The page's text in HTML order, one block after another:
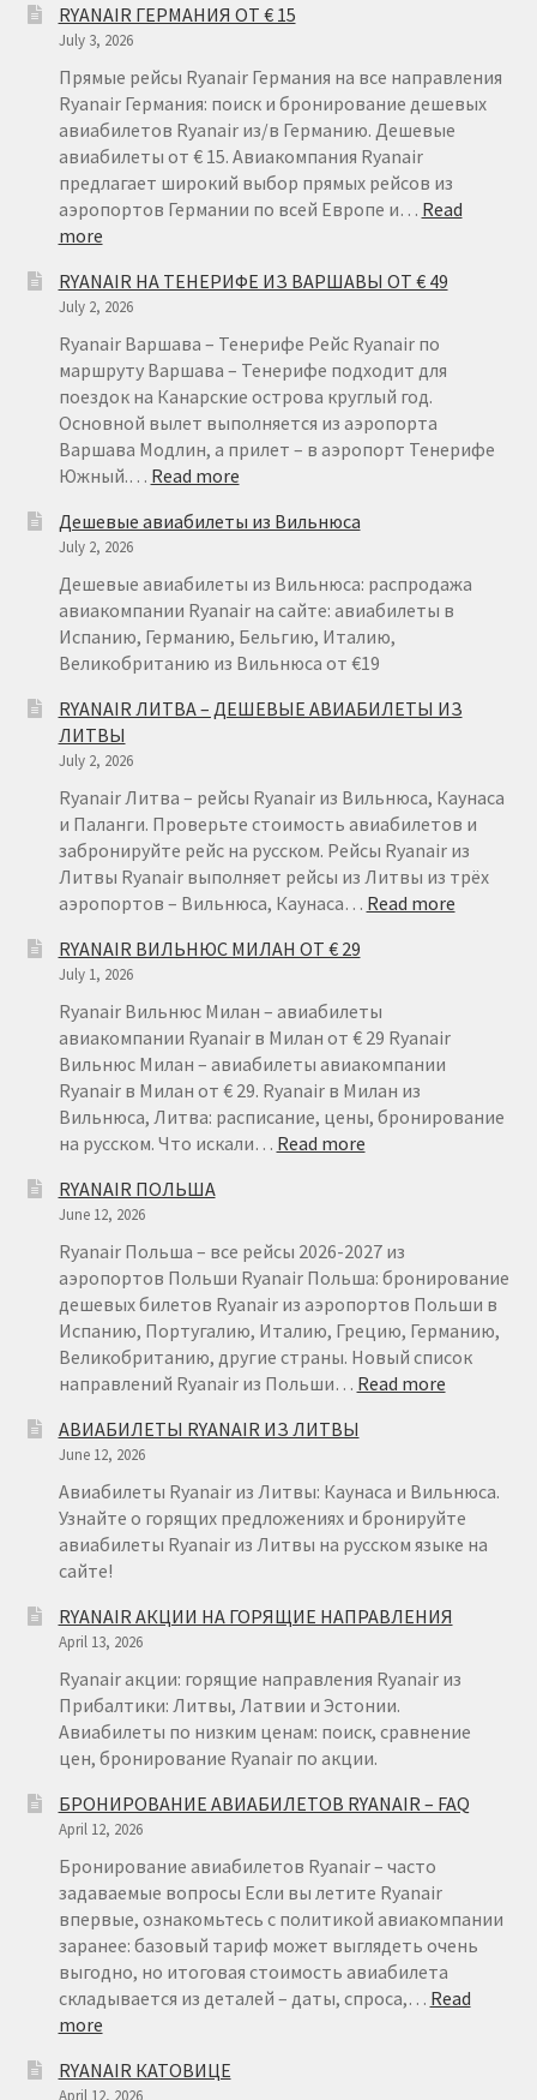
RYANAIR ГЕРМАНИЯ ОТ € 15
July 3, 2026
Прямые рейсы Ryanair Германия на все направления
Ryanair Германия: поиск и бронирование дешевых
авиабилетов Ryanair из/в Германию. Дешевые
авиабилеты от € 15. Авиакомпания Ryanair
предлагает широкий выбор прямых рейсов из
аэропортов Германии по всей Европе и… Read
more:
ГЕРМАНИЯ
ОТ
€
15
RYANAIR НА ТЕНЕРИФЕ ИЗ ВАРШАВЫ ОТ € 49
July 2, 2026
Ryanair Варшава – Тенерифе Рейс Ryanair по
маршруту Варшава – Тенерифе подходит для
поездок на Канарские острова круглый год.
Основной вылет выполняется из аэропорта
Варшава Модлин, а прилет – в аэропорт Тенерифе
Южный.… Read more:
НА
ИЗ
ВАРШАВЫ
ОТ
€
Дешевые авиабилеты из Вильнюса
July 2, 2026
Дешевые авиабилеты из Вильнюса: распродажа
авиакомпании Ryanair на сайте: авиабилеты в
Испанию, Германию, Бельгию, Италию,
Великобританию из Вильнюса от €19
RYANAIR ЛИТВА – ДЕШЕВЫЕ АВИАБИЛЕТЫ ИЗ
ЛИТВЫ
July 2, 2026
Ryanair Литва – рейсы Ryanair из Вильнюса, Каунаса
и Паланги. Проверьте стоимость авиабилетов и
забронируйте рейс на русском. Рейсы Ryanair из
Литвы Ryanair выполняет рейсы из Литвы из трёх
аэропортов – Вильнюса, Каунаса… Read more:
RYANAIR ВИЛЬНЮС МИЛАН ОТ € 29
July 1, 2026
Ryanair Вильнюс Милан – авиабилеты
авиакомпании Ryanair в Милан от € 29 Ryanair
Вильнюс Милан – авиабилеты авиакомпании
Ryanair в Милан от € 29. Ryanair в Милан из
Вильнюса, Литва: расписание, цены, бронирование
на русском. Что искали… Read more:
ОТ
€
29
RYANAIR ПОЛЬША
June 12, 2026
Ryanair Польша – все рейсы 2026-2027 из
аэропортов Польши Ryanair Польша: бронирование
дешевых билетов Ryanair из аэропортов Польши в
Испанию, Португалию, Италию, Грецию, Германию,
Великобританию, другие страны. Новый список
направлений Ryanair из Польши… Read more:
АВИАБИЛЕТЫ RYANAIR ИЗ ЛИТВЫ
June 12, 2026
Авиабилеты Ryanair из Литвы: Каунаса и Вильнюса.
Узнайте о горящих предложениях и бронируйте
авиабилеты Ryanair из Литвы на русском языке на
сайте!
RYANAIR АКЦИИ НА ГОРЯЩИЕ НАПРАВЛЕНИЯ
April 13, 2026
Ryanair акции: горящие направления Ryanair из
Прибалтики: Литвы, Латвии и Эстонии.
Авиабилеты по низким ценам: поиск, сравнение
цен, бронирование Ryanair по акции.
БРОНИРОВАНИЕ АВИАБИЛЕТОВ RYANAIR – FAQ
April 12, 2026
Бронирование авиабилетов Ryanair – часто
задаваемые вопросы Если вы летите Ryanair
впервые, ознакомьтесь с политикой авиакомпании
заранее: базовый тариф может выглядеть очень
выгодно, но итоговая стоимость авиабилета
складывается из деталей – даты, спроса,… Read
more:
АВИАБИЛЕТОВ
RYANAIR КАТОВИЦЕ
April 12, 2026